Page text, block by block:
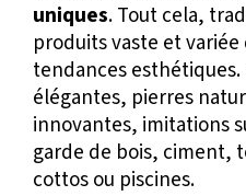
uniques. Tout cela,
produits vaste et
tendances esthétiques.
élégantes, pierres
innovantes, imitations
garde de bois, ciment,
cottos ou piscines.